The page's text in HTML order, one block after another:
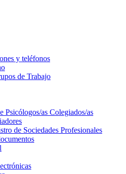
y teléfonos
de Trabajo
Psicólogos/as Colegiados/as
de Sociedades Profesionales